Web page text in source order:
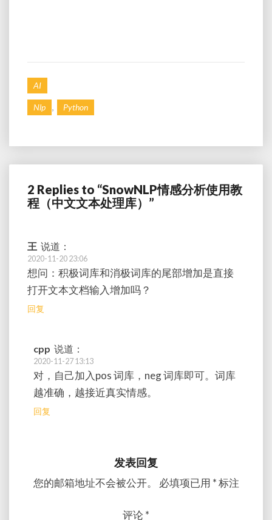
AI
Nlp , Python
2 Replies to “SnowNLP情感分析使用教
程（中文文本处理库）”
王 说道：
2020-11-20 23:06
想问：积极词库和消极词库的尾部增加是直接
打开文本文档输入增加吗？
回复
cpp 说道：
2020-11-27 13:13
对，自己加入pos 词库，neg 词库即可。词库
越准确，越接近真实情感。
回复
发表回复
您的邮箱地址不会被公开。 必填项已用 *标注
评论 *